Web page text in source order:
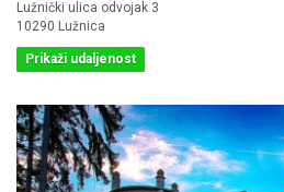
Lužnički ulica odvojak 3
10290 Lužnica
Prikaži udaljenost